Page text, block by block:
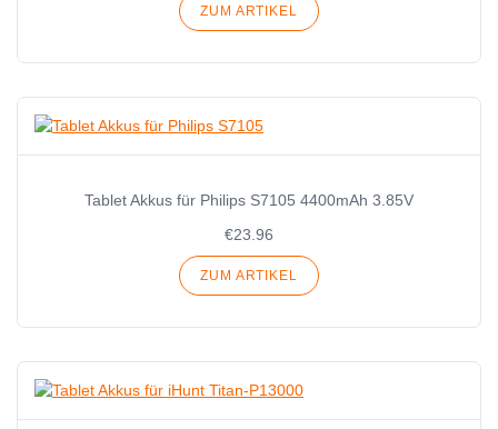
ZUM ARTIKEL
Tablet Akkus für Philips S7105 4400mAh 3.85V
€23.96
ZUM ARTIKEL